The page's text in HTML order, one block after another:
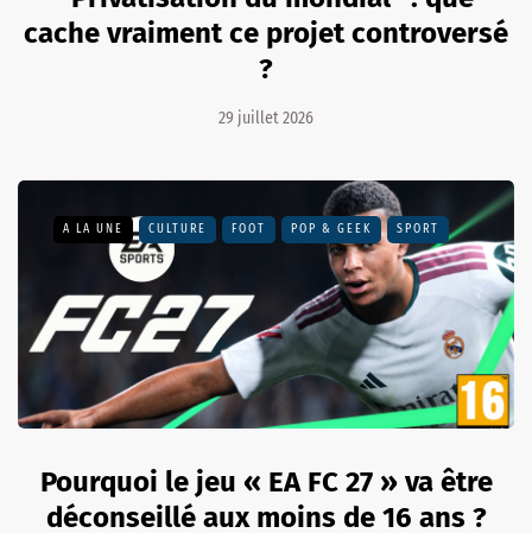
cache vraiment ce projet controversé
?
29 juillet 2026
A LA UNE CULTURE FOOT POP & GEEK SPORT
Pourquoi le jeu « EA FC 27 » va être
déconseillé aux moins de 16 ans ?